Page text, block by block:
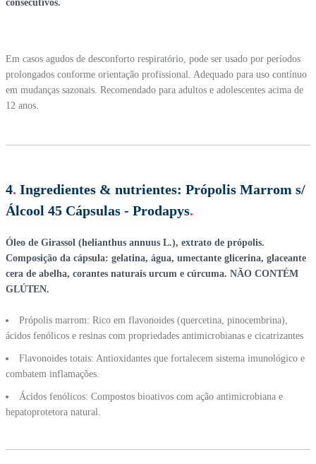
consecutivos.
Em casos agudos de desconforto respiratório, pode ser usado por períodos
prolongados conforme orientação profissional. Adequado para uso contínuo
em mudanças sazonais. Recomendado para adultos e adolescentes acima de
12 anos.
4. Ingredientes & nutrientes: Própolis Marrom s/
Álcool 45 Cápsulas - Prodapys.
Óleo de Girassol (helianthus annuus L.), extrato de própolis.
Composição da cápsula: gelatina, água, umectante glicerina, glaceante
cera de abelha, corantes naturais urcum e cúrcuma. NÃO CONTÉM
GLÚTEN.
Própolis marrom: Rico em flavonoides (quercetina, pinocembrina),
ácidos fenólicos e resinas com propriedades antimicrobianas e cicatrizantes
Flavonoides totais: Antioxidantes que fortalecem sistema imunológico e
combatem inflamações.
Ácidos fenólicos: Compostos bioativos com ação antimicrobiana e
hepatoprotetora natural.